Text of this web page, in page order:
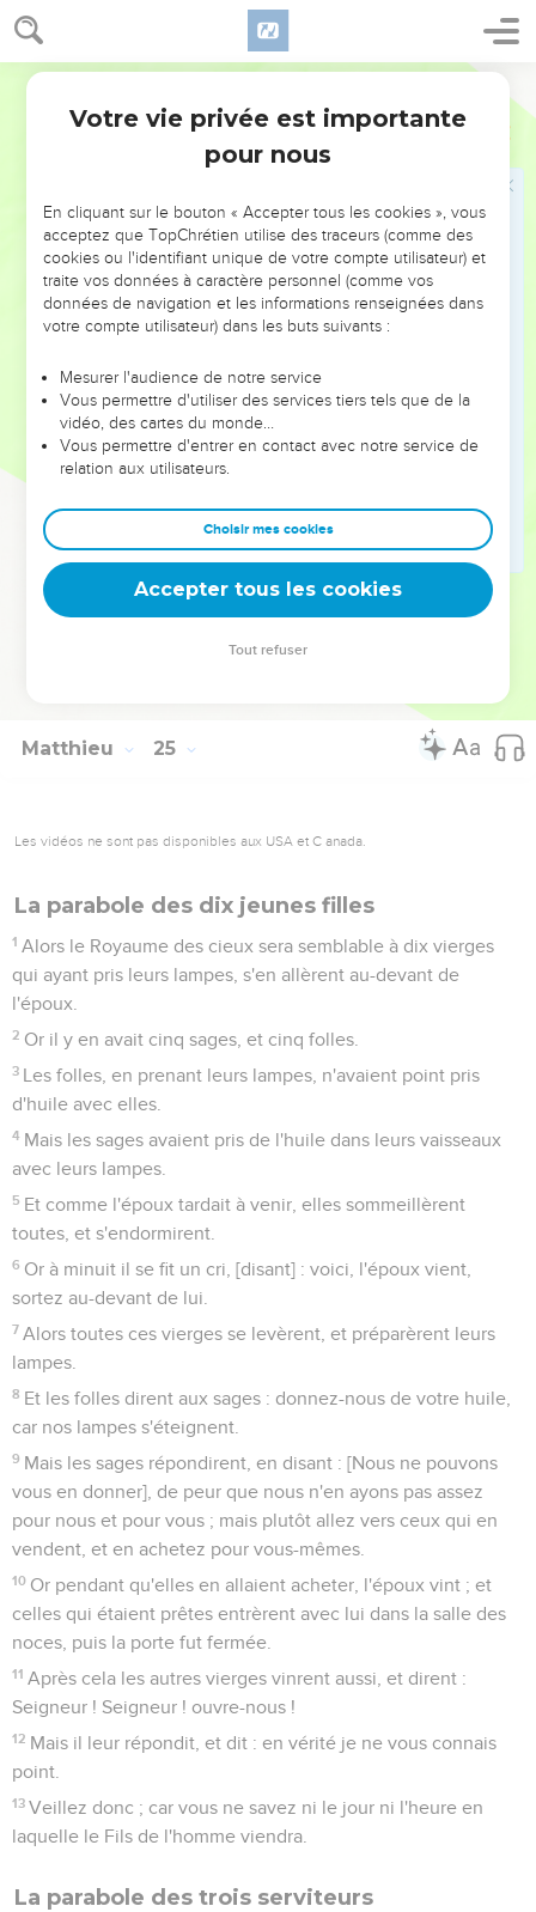
Matthieu 24
votre Seigneur doit venir.
Mais sachez ceci, que si un père de famille savait à quelle
veille de la nuit le larron doit venir, il veillerait, et ne
laisserait point percer sa maison.
C'est pourquoi, vous aussi tenez-vous prêts ; car le Fils de
Le serviteur fidèle et le serviteur infidèle
Qui est donc le serviteur fidèle et prudent, que son maître
a établi sur tous ses serviteurs, pour leur donner la nourriture
dans le temps qu'il faut ?
Bienheureux est ce serviteur que son maître en arrivant
trouvera agir de cette manière.
En vérité je vous dis, qu'il l'établira sur tous ses biens.
Mais si c'est un méchant serviteur, qui dise en soi-même :
mon maître tarde à venir ;
Et qu'il se mette à battre ses compagnons de service, et à
manger et à boire avec les ivrognes ;
Le maître de ce serviteur viendra au jour qu'il ne l'attend
Matthieu 25
Les vidéos ne sont pas disponibles aux USA et C anada.
La parabole des dix jeunes filles
1 Alors le Royaume des cieux sera semblable à dix vierges
qui ayant pris leurs lampes, s'en allèrent au-devant de
l'époux.
2 Or il y en avait cinq sages, et cinq folles.
3 Les folles, en prenant leurs lampes, n'avaient point pris
d'huile avec elles.
4 Mais les sages avaient pris de l'huile dans leurs vaisseaux
avec leurs lampes.
5 Et comme l'époux tardait à venir, elles sommeillèrent
toutes, et s'endormirent.
6 Or à minuit il se fit un cri, [disant] : voici, l'époux vient,
sortez au-devant de lui.
7 Alors toutes ces vierges se levèrent, et préparèrent leurs
lampes.
8 Et les folles dirent aux sages : donnez-nous de votre huile,
car nos lampes s'éteignent.
9 Mais les sages répondirent, en disant : [Nous ne pouvons
vous en donner], de peur que nous n'en ayons pas assez
pour nous et pour vous ; mais plutôt allez vers ceux qui en
vendent, et en achetez pour vous-mêmes.
10 Or pendant qu'elles en allaient acheter, l'époux vint ; et
celles qui étaient prêtes entrèrent avec lui dans la salle des
noces, puis la porte fut fermée.
11 Après cela les autres vierges vinrent aussi, et dirent :
Seigneur ! Seigneur ! ouvre-nous !
12 Mais il leur répondit, et dit : en vérité je ne vous connais
point.
13 Veillez donc ; car vous ne savez ni le jour ni l'heure en
laquelle le Fils de l'homme viendra.
La parabole des trois serviteurs
Votre vie privée est importante
pour nous
En cliquant sur le bouton « Accepter tous les cookies », vous
acceptez que TopChrétien utilise des traceurs (comme des
cookies ou l'identifiant unique de votre compte utilisateur) et
traite vos données à caractère personnel (comme vos
données de navigation et les informations renseignées dans
votre compte utilisateur) dans les buts suivants :
Mesurer l'audience de notre service
Vous permettre d'utiliser des services tiers tels que de la
vidéo, des cartes du monde…
Vous permettre d'entrer en contact avec notre service de
relation aux utilisateurs.
Choisir mes cookies
Accepter tous les cookies
Tout refuser